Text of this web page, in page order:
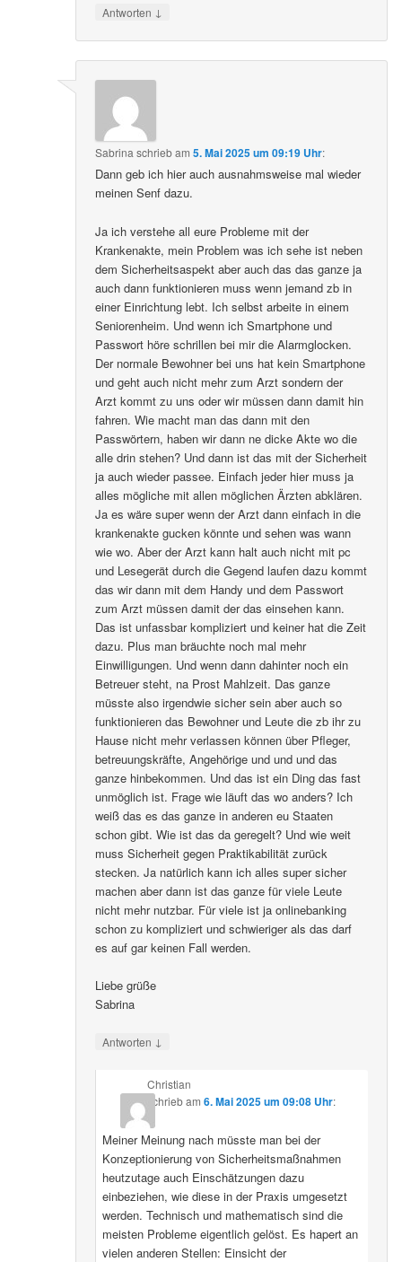
Antworten ↓
Sabrinaschriebam5. Mai 2025 um 09:19 Uhr:
Dann geb ich hier auch ausnahmsweise mal wieder
meinen Senf dazu.
Ja ich verstehe all eure Probleme mit der
Krankenakte, mein Problem was ich sehe ist neben
dem Sicherheitsaspekt aber auch das das ganze ja
auch dann funktionieren muss wenn jemand zb in
einer Einrichtung lebt. Ich selbst arbeite in einem
Seniorenheim. Und wenn ich Smartphone und
Passwort höre schrillen bei mir die Alarmglocken.
Der normale Bewohner bei uns hat kein Smartphone
und geht auch nicht mehr zum Arzt sondern der
Arzt kommt zu uns oder wir müssen dann damit hin
fahren. Wie macht man das dann mit den
Passwörtern, haben wir dann ne dicke Akte wo die
alle drin stehen? Und dann ist das mit der Sicherheit
ja auch wieder passee. Einfach jeder hier muss ja
alles mögliche mit allen möglichen Ärzten abklären.
Ja es wäre super wenn der Arzt dann einfach in die
krankenakte gucken könnte und sehen was wann
wie wo. Aber der Arzt kann halt auch nicht mit pc
und Lesegerät durch die Gegend laufen dazu kommt
das wir dann mit dem Handy und dem Passwort
zum Arzt müssen damit der das einsehen kann.
Das ist unfassbar kompliziert und keiner hat die Zeit
dazu. Plus man bräuchte noch mal mehr
Einwilligungen. Und wenn dann dahinter noch ein
Betreuer steht, na Prost Mahlzeit. Das ganze
müsste also irgendwie sicher sein aber auch so
funktionieren das Bewohner und Leute die zb ihr zu
Hause nicht mehr verlassen können über Pfleger,
betreuungskräfte, Angehörige und und und das
ganze hinbekommen. Und das ist ein Ding das fast
unmöglich ist. Frage wie läuft das wo anders? Ich
weiß das es das ganze in anderen eu Staaten
schon gibt. Wie ist das da geregelt? Und wie weit
muss Sicherheit gegen Praktikabilität zurück
stecken. Ja natürlich kann ich alles super sicher
machen aber dann ist das ganze für viele Leute
nicht mehr nutzbar. Für viele ist ja onlinebanking
schon zu kompliziert und schwieriger als das darf
es auf gar keinen Fall werden.
Liebe grüße
Sabrina
Antworten ↓
Christian
schriebam 6. Mai 2025 um 09:08 Uhr:
Meiner Meinung nach müsste man bei der
Konzeptionierung von Sicherheitsmaßnahmen
heutzutage auch Einschätzungen dazu
einbeziehen, wie diese in der Praxis umgesetzt
werden. Technisch und mathematisch sind die
meisten Probleme eigentlich gelöst. Es hapert an
vielen anderen Stellen: Einsicht der